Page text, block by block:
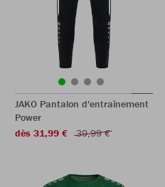
JAKO Pantalon d'entraînement
Power
dès 31,99 €
39,99 €